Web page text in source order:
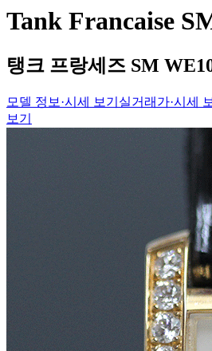
Tank Francaise
탱크 프랑세즈 SM
모델 정보·시세 보기 실거래가·시세
보기